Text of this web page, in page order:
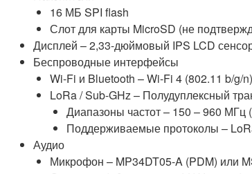
16 МБ SPI flash
Слот для карты MicroSD (не
Дисплей – 2,33-дюймовый IPS LCD
Беспроводные интерфейсы
Wi-Fi и Bluetooth – Wi-Fi 4 (802.11 b/g/
LoRa / Sub-GHz – Полудуплексный
Диапазоны частот – 150 – 960 МГц
Поддерживаемые протоколы –
Аудио
Микрофон – MP34DT05-A (PDM) или